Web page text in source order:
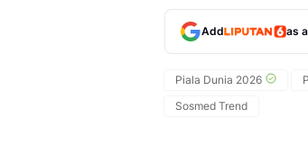
Add as
Piala Dunia 2026
Sosmed Trend